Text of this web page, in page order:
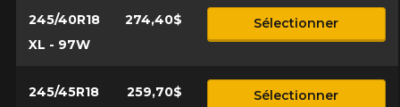
245/40R18
XL - 97W
274,40$ Sélectionner
245/45R18
259,70$ Sélectionner